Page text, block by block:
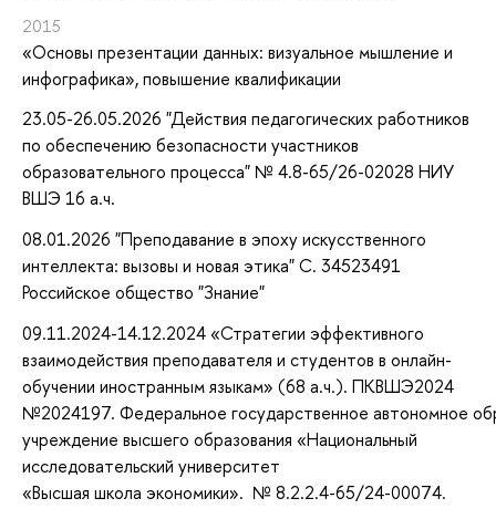
2015
«Основы презентации данных: визуальное мышление и
инфографика», повышение квалификации
23.05-26.05.2026 "Действия педагогических работников
по обеспечению безопасности участников
образовательного процесса" № 4.8-65/26-02028 НИУ
ВШЭ 16 а.ч.
08.01.2026 "Преподавание в эпоху искусственного
интеллекта: вызовы и новая этика" С. 34523491
Российское общество "Знание"
09.11.2024-14.12.2024 «Стратегии эффективного
взаимодействия преподавателя и студентов в онлайн-
обучении иностранным языкам» (68 а.ч.). ПКВШЭ2024
№2024197. Федеральное государственное автономное
учреждение высшего образования «Национальный
исследовательский университет
«Высшая школа экономики». № 8.2.2.4-65/24-00074.